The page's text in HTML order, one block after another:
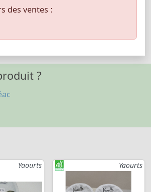
des ventes :
?
Yaourts Yaourts